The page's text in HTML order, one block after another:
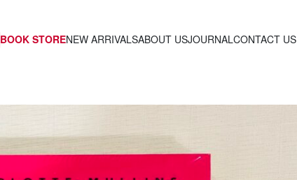
BOOK STORENEW ARRIVALSABOUT USJOURNALCONTACT US